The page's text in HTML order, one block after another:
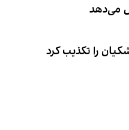
می‌دهد
را تکذیب کرد